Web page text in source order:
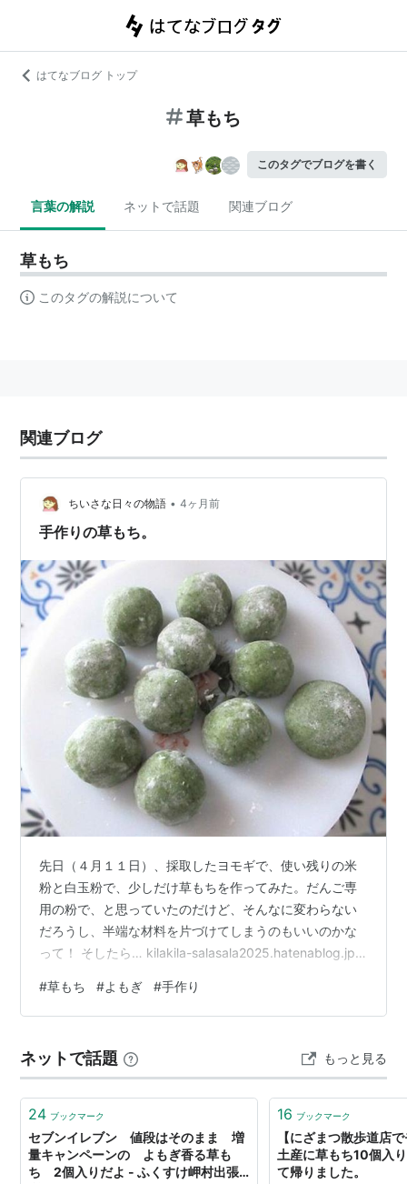
はてなブログ トップ
草もち
このタグでブログを書く
言葉の解説 ネットで話題 関連ブログ
草もち
このタグの解説について
関連ブログ
ちいさな日々の物語 • 4ヶ月前
手作りの草もち。
先日（４月１１日）、採取したヨモギで、使い残りの米
粉と白玉粉で、少しだけ草もちを作ってみた。だんご専
用の粉で、と思っていたのだけど、そんなに変わらない
だろうし、半端な材料を片づけてしまうのもいいのかな
って！ そしたら… kilakila-salasala2025.hatenablog.jp
んです。 あり合わせの材料で作った草団子⤴いかにも団子
って感じで、これはこれで美味しい～。美味しいけど、
玉粉が少なかったからでしょう。 それに、大きく育ちす
ぎたヨモギは、香りもいまいち。昔食べた、草もちの
味…
#草もち #よもぎ #手作り
ネットで話題 もっと見る
24 ブックマーク
セブンイレブン 値段はそのまま 増
量キャンペーンの よもぎ香る草も
ち 2個入りだよ - ふくすけ岬村出張
16 ブックマーク
【にざまつ散歩道店
土産に草もち10個入
て帰りました。